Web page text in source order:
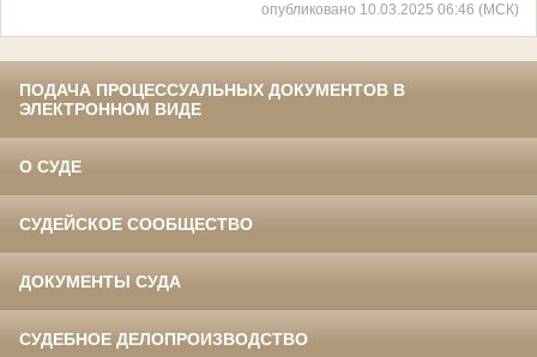
опубликовано 10.03.2025 06:46 (МСК)
ПОДАЧА ПРОЦЕССУАЛЬНЫХ ДОКУМЕНТОВ В
ЭЛЕКТРОННОМ ВИДЕ
О СУДЕ
СУДЕЙСКОЕ СООБЩЕСТВО
ДОКУМЕНТЫ СУДА
СУДЕБНОЕ ДЕЛОПРОИЗВОДСТВО